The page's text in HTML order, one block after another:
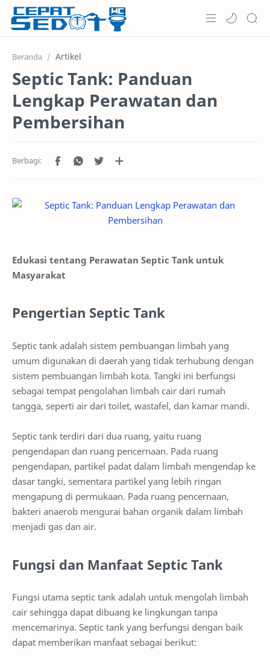
Informasi
Keunggulan
Layanan
Harga
Beranda Artikel
Septic Tank: Panduan
Lengkap Perawatan dan
Pembersihan
Edukasi tentang Perawatan Septic Tank untuk
Masyarakat
Pengertian Septic Tank
Septic tank adalah sistem pembuangan limbah yang
umum digunakan di daerah yang tidak terhubung dengan
sistem pembuangan limbah kota. Tangki ini berfungsi
sebagai tempat pengolahan limbah cair dari rumah
tangga, seperti air dari toilet, wastafel, dan kamar mandi.
Septic tank terdiri dari dua ruang, yaitu ruang
pengendapan dan ruang pencernaan. Pada ruang
pengendapan, partikel padat dalam limbah mengendap ke
dasar tangki, sementara partikel yang lebih ringan
mengapung di permukaan. Pada ruang pencernaan,
bakteri anaerob mengurai bahan organik dalam limbah
menjadi gas dan air.
Fungsi dan Manfaat Septic Tank
Fungsi utama septic tank adalah untuk mengolah limbah
cair sehingga dapat dibuang ke lingkungan tanpa
mencemarinya. Septic tank yang berfungsi dengan baik
dapat memberikan manfaat sebagai berikut: